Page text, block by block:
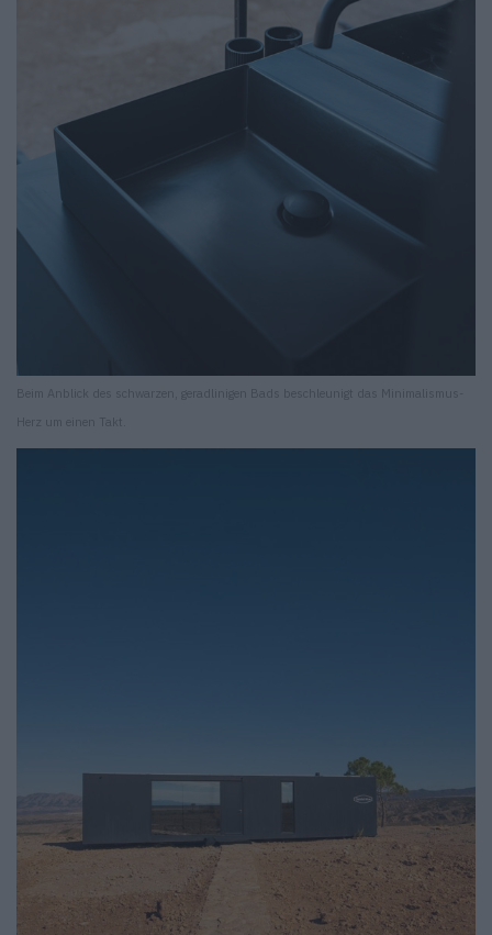
Beim Anblick des schwarzen, geradlinigen Bads beschleunigt das Minimalismus-
Herz um einen Takt.